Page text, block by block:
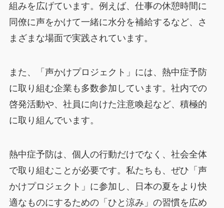
組みを広げています。例えば、仕事の休憩時間に
同僚に声をかけて一緒に水分を補給するなど、さ
まざまな場面で実践されています。
また、「声かけプロジェクト」には、熱中症予防
に取り組む企業も多数参加しています。社内での
啓発活動や、社員に向けた注意喚起など、積極的
に取り組んでいます。
熱中症予防は、個人の行動だけでなく、社会全体
で取り組むことが必要です。私たちも、ぜひ「声
かけプロジェクト」に参加し、日本の夏をより快
適なものにするための「ひと涼み」の習慣を広め